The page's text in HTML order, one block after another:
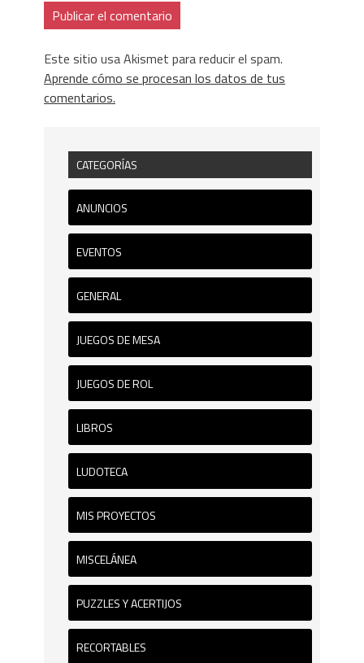
Este sitio usa Akismet para reducir el spam.
Aprende cómo se procesan los datos de tus
comentarios.
CATEGORÍAS
ANUNCIOS
EVENTOS
GENERAL
JUEGOS DE MESA
JUEGOS DE ROL
LIBROS
LUDOTECA
MIS PROYECTOS
MISCELÁNEA
PUZZLES Y ACERTIJOS
RECORTABLES